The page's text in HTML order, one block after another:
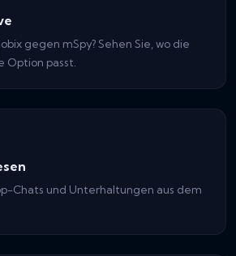
gegen mSpy? Sehen Sie, wo die
Option passt.
Chats und Unterhaltungen aus dem